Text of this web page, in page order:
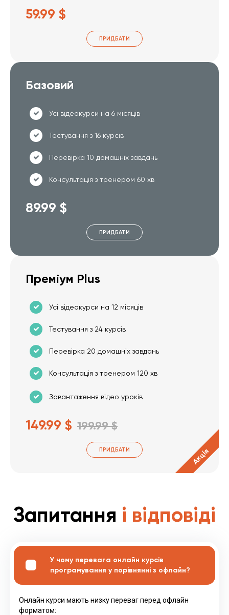
59.99 $
ПРИДБАТИ
Базовий
Усі відеокурси на 6 місяців
Тестування з 16 курсів
Перевірка 10 домашніх завдань
Консультація з тренером 60 хв
89.99 $
ПРИДБАТИ
Преміум Plus
Усі відеокурси на 12 місяців
Тестування з 24 курсів
Перевірка 20 домашніх завдань
Консультація з тренером 120 хв
Завантаження відео уроків
149.99 $ 199.99 $
ПРИДБАТИ Акція
Запитання і відповіді
У чому перевага онлайн курсів
програмування у порівнянні з офлайн?
Онлайн курси мають низку переваг перед офлайн
форматом: